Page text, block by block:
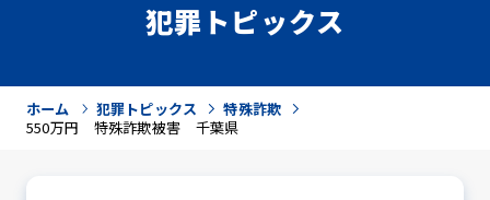
犯罪トピックス
ホーム 犯罪トピックス
特殊詐欺
550万円 特殊詐欺被害 千葉県